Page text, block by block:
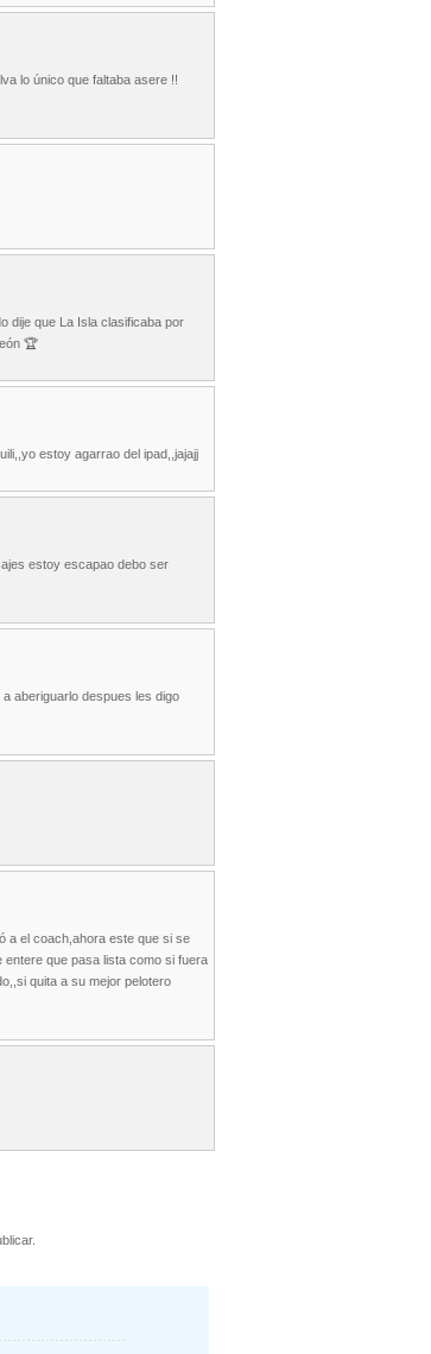
lo único que faltaba asere !!
dije que La Isla clasificaba por
🏆
estoy agarrao del ipad,,jajajj
estoy escapao debo ser
aberiguarlo despues les digo
a el coach,ahora este que si se
entere que pasa lista como si fuera
quita a su mejor pelotero